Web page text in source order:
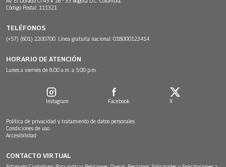
Código Postal: 111321
TELÉFONOS
(+57) (601) 2200700. Línea gratuita nacional: 018000123414
HORARIO DE ATENCIÓN
Lunes a viernes de 8:00 a.m. a 5:00 p.m.
Instagram Facebook X
Política de privacidad y tratamiento de datos personales
Condiciones de uso
Accesibilidad
CONTACTO VIRTUAL